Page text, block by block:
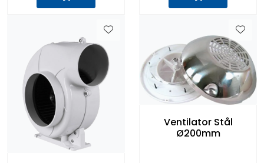
Ventilator Stål
Ø200mm